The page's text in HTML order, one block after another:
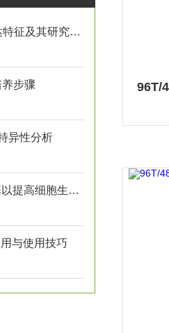
TE-6细胞系的基因表达特征及其研究意义
步骤
异性分析
如何优化DMEM培养基以提高细胞生长？
与使用技巧